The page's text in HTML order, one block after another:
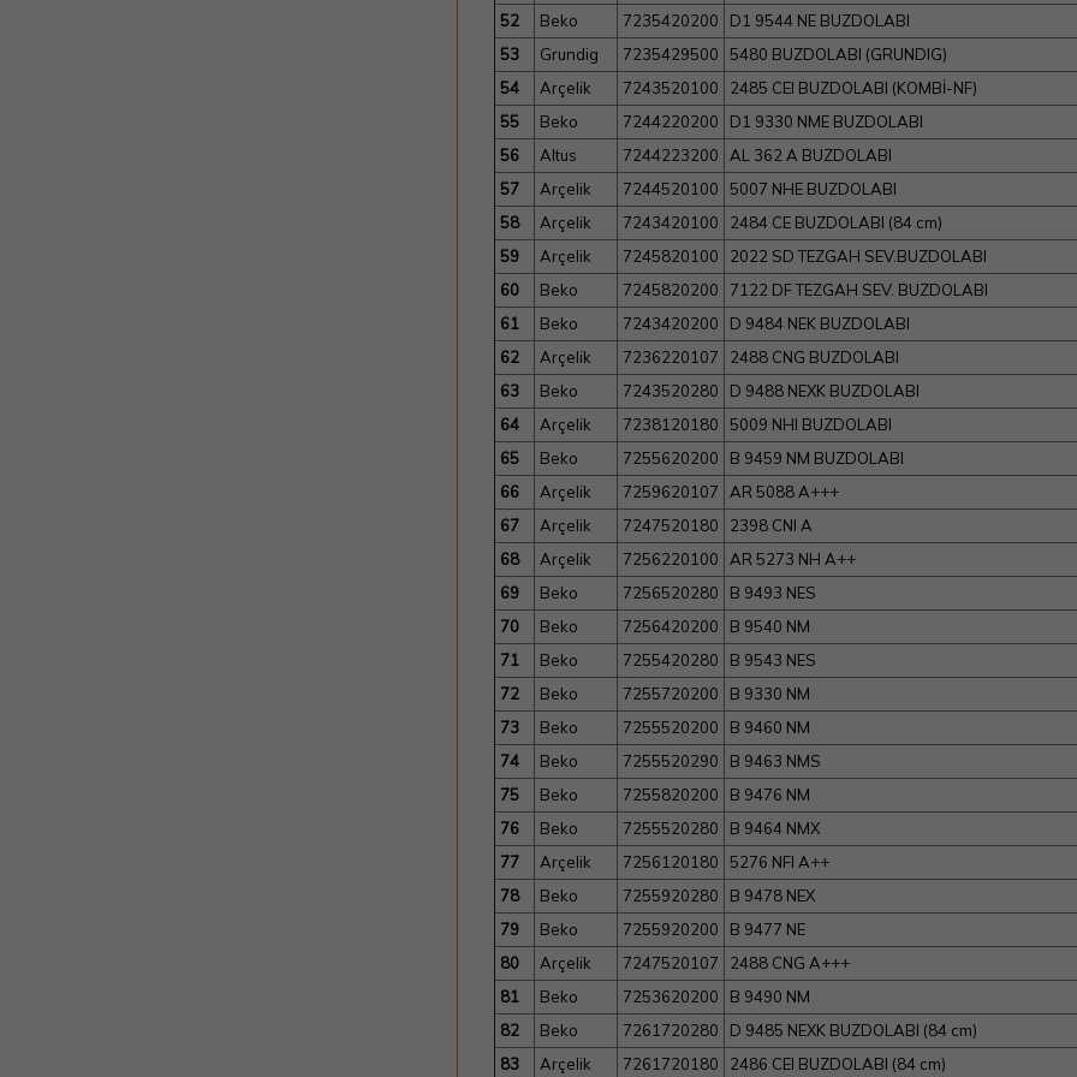
52
Beko 7235420200
D1 9544 NE BUZDOLABI
53
Grundig 7235429500
5480 BUZDOLABI (GRUNDIG)
54
Arçelik 7243520100
2485 CEI BUZDOLABI (KOMBİ-NF)
55
Beko 7244220200
D1 9330 NME BUZDOLABI
56
Altus 7244223200
AL 362 A BUZDOLABI
57
Arçelik 7244520100
5007 NHE BUZDOLABI
58
Arçelik 7243420100
2484 CE BUZDOLABI (84 cm)
59
Arçelik 7245820100
2022 SD TEZGAH SEV.BUZDOLABI
60
Beko 7245820200
7122 DF TEZGAH SEV. BUZDOLABI
61
Beko 7243420200
D 9484 NEK BUZDOLABI
62
Arçelik 7236220107
2488 CNG BUZDOLABI
63
Beko 7243520280
D 9488 NEXK BUZDOLABI
64
Arçelik 7238120180
5009 NHI BUZDOLABI
65
Beko 7255620200
B 9459 NM BUZDOLABI
66
Arçelik 7259620107
AR 5088 A+++
67
Arçelik 7247520180
2398 CNI A
68
Arçelik 7256220100
AR 5273 NH A++
69
Beko 7256520280
B 9493 NES
70
Beko 7256420200
B 9540 NM
71
Beko 7255420280
B 9543 NES
72
Beko 7255720200
B 9330 NM
73
Beko 7255520200
B 9460 NM
74
Beko 7255520290
B 9463 NMS
75
Beko 7255820200
B 9476 NM
76
Beko 7255520280
B 9464 NMX
77
Arçelik 7256120180
5276 NFI A++
78
Beko 7255920280
B 9478 NEX
79
Beko 7255920200
B 9477 NE
80
Arçelik 7247520107
2488 CNG A+++
81
Beko 7253620200
B 9490 NM
82
Beko 7261720280
D 9485 NEXK BUZDOLABI (84 cm)
83
Arçelik 7261720180 2486 CEI BUZDOLABI (84 cm)